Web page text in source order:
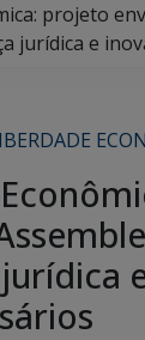
projeto
jurídica e